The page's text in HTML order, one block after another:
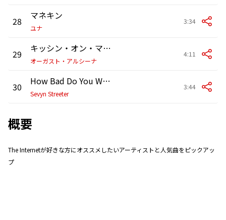
28 マネキン
ユナ
3:34
29 キッシン・オン・マイ・タトゥー
オーガスト・アルシーナ
4:11
30 How Bad Do You Want It (Oh Yeah)
Sevyn Streeter
3:44
概要
The Internetが好きな方にオススメしたいアーティストと人気曲をピックアッ
プ